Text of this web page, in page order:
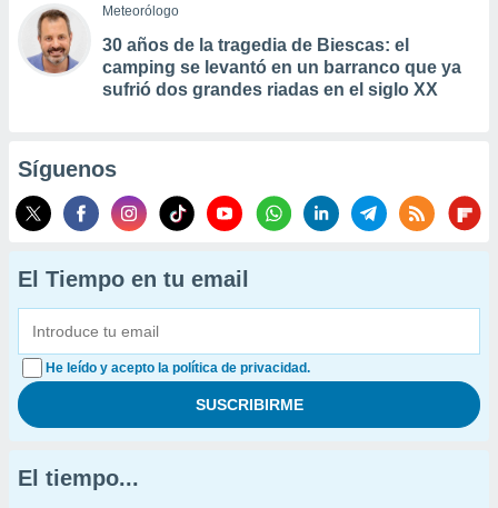
Meteorólogo
30 años de la tragedia de Biescas: el
camping se levantó en un barranco que ya
sufrió dos grandes riadas en el siglo XX
Síguenos
El Tiempo en tu email
He leído y acepto la política de privacidad.
El tiempo...